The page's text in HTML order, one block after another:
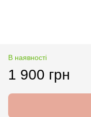
В наявності
1 900 грн